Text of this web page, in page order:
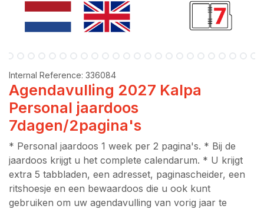
Internal Reference: 336084
Agendavulling 2027 Kalpa
Personal jaardoos
7dagen/2pagina's
* Personal jaardoos 1 week per 2 pagina's. * Bij de
jaardoos krijgt u het complete calendarum. * U krijgt
extra 5 tabbladen, een adresset, paginascheider, een
ritshoesje en een bewaardoos die u ook kunt
gebruiken om uw agendavulling van vorig jaar te